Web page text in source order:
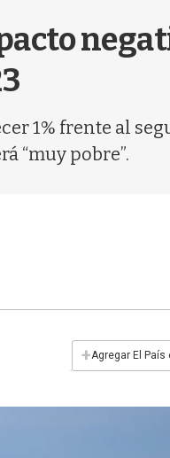
1% frente al
“muy pobre”.
+Agregar El País